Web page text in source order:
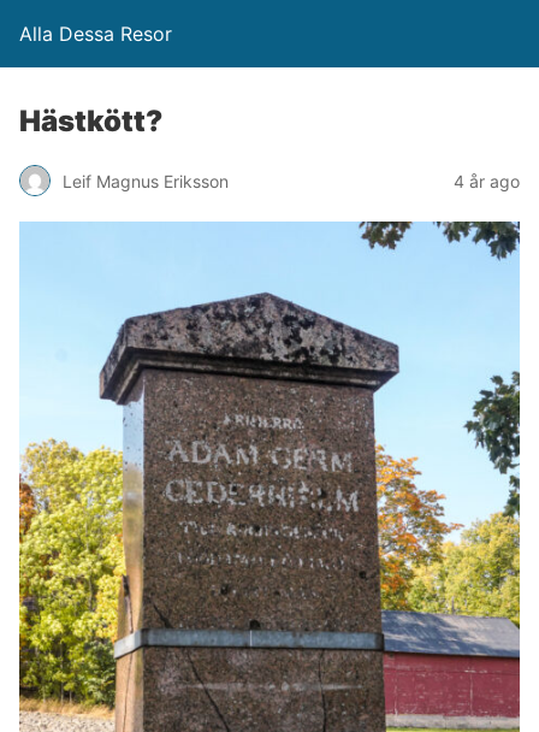
Alla Dessa Resor
Hästkött?
Leif Magnus Eriksson 4 år ago